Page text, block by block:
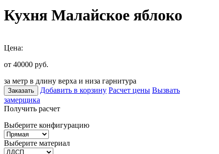
Кухня Малайское яблоко
Цена:
от 40000 руб.
за метр в длину верха и низа гарнитура
Заказать Добавить в корзину Расчет цены Вызвать
замерщика
Получить расчет
Выберите конфигурацию
Выберите материал